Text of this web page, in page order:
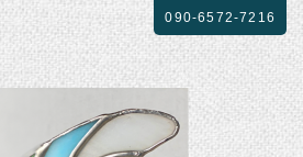
090-6572-7216